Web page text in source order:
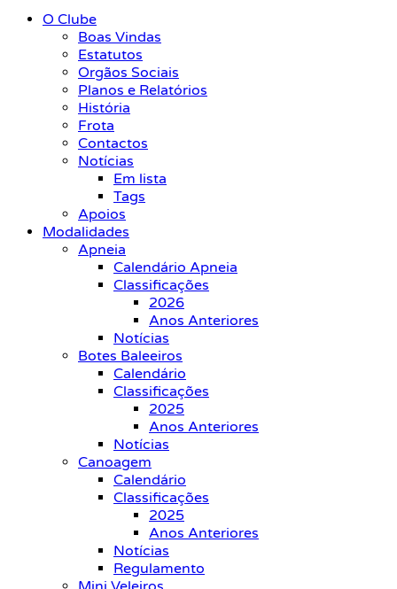
O Clube
Boas Vindas
Estatutos
Orgãos Sociais
Planos e Relatórios
História
Frota
Contactos
Notícias
Em lista
Tags
Apoios
Modalidades
Apneia
Calendário Apneia
Classificações
2026
Anos Anteriores
Notícias
Botes Baleeiros
Calendário
Classificações
2025
Anos Anteriores
Notícias
Canoagem
Calendário
Classificações
2025
Anos Anteriores
Notícias
Regulamento